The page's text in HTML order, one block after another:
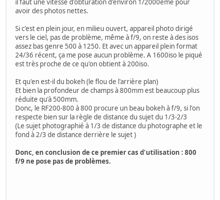
il faut une vitesse d'obturation d'environ 1/2000ème pour
avoir des photos nettes.
Si c'est en plein jour, en milieu ouvert, appareil photo dirigé
vers le ciel, pas de problème, même à f/9, on reste à des isos
assez bas genre 500 à 1250. Et avec un appareil plein format
24/36 récent, ça me pose aucun problème. A 1600iso le piqué
est très proche de ce qu'on obtient à 200iso.
Et qu'en est-il du bokeh (le flou de l'arrière plan)
Et bien la profondeur de champs à 800mm est beaucoup plus
réduite qu'à 500mm.
Donc, le RF200-800 à 800 procure un beau bokeh à f/9, si l'on
respecte bien sur la règle de distance du sujet du 1/3-2/3
(Le sujet photographié à 1/3 de distance du photographe et le
fond à 2/3 de distance derrière le sujet )
Donc, en conclusion de ce premier cas d'utilisation : 800
f/9 ne pose pas de problèmes.